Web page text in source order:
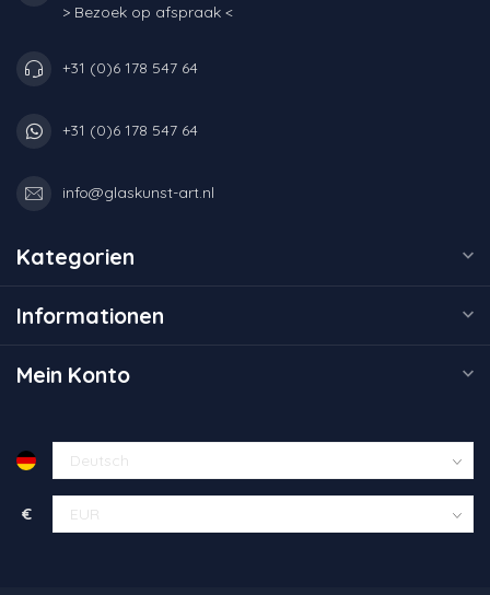
> Bezoek op afspraak <
+31 (0)6 178 547 64
+31 (0)6 178 547 64
info@glaskunst-art.nl
Kategorien
Informationen
Mein Konto
€